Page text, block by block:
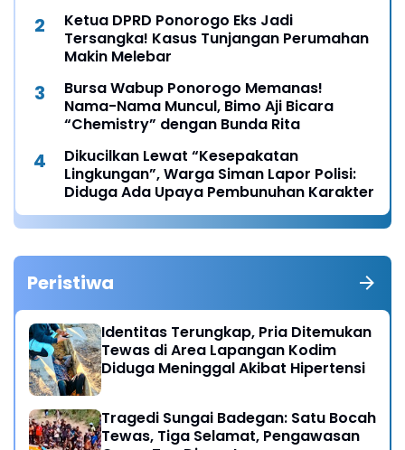
Ketua DPRD Ponorogo Eks Jadi
Tersangka! Kasus Tunjangan Perumahan
Makin Melebar
Bursa Wabup Ponorogo Memanas!
Nama-Nama Muncul, Bimo Aji Bicara
“Chemistry” dengan Bunda Rita
Dikucilkan Lewat “Kesepakatan
Lingkungan”, Warga Siman Lapor Polisi:
Diduga Ada Upaya Pembunuhan Karakter
Peristiwa
Identitas Terungkap, Pria Ditemukan
Tewas di Area Lapangan Kodim
Diduga Meninggal Akibat Hipertensi
Tragedi Sungai Badegan: Satu Bocah
Tewas, Tiga Selamat, Pengawasan